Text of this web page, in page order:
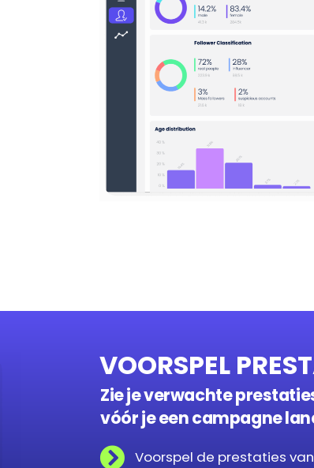
VOORSPEL
Zie je verwachte
vóór je een campagne
Voorspel de prestaties